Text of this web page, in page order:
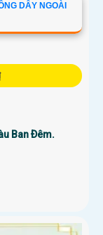
DÂY NGOÀI
Ban Ðêm.